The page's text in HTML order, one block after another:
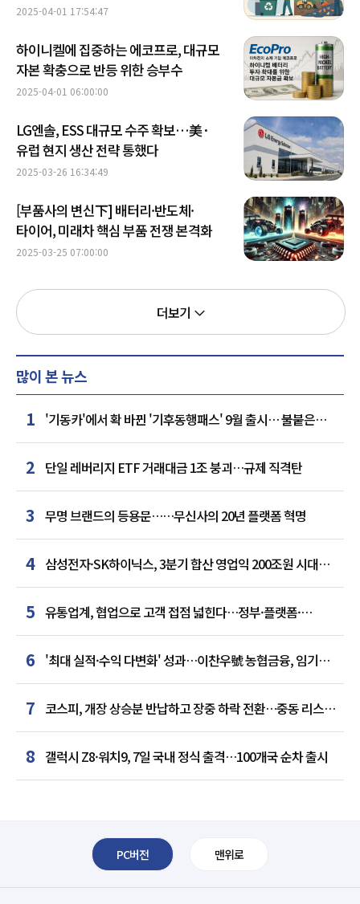
2025-04-01 17:54:47
하이니켈에 집중하는 에코프로, 대규모
자본 확충으로 반등 위한 승부수
2025-04-01 06:00:00
LG엔솔, ESS 대규모 수주 확보…美·
유럽 현지 생산 전략 통했다
2025-03-26 16:34:49
[부품사의 변신下] 배터리·반도체·
타이어, 미래차 핵심 부품 전쟁 본격화
2025-03-25 07:00:00
더보기
많이 본 뉴스
1 '기동카'에서 확 바뀐 '기후동행패스' 9월 출시… 불붙은
카드사 경쟁
2 단일 레버리지 ETF 거래대금 1조 붕괴…규제 직격탄
3 무명 브랜드의 등용문……무신사의 20년 플랫폼 혁명
4 삼성전자·SK하이닉스, 3분기 합산 영업익 200조원 시대
여나…中 추격은 부담
5 유통업계, 협업으로 고객 접점 넓힌다…정부·플랫폼·
인플루언서와 맞손
6 '최대 실적·수익 다변화' 성과…이찬우號 농협금융, 임기
말년 성장 박차
7 코스피, 개장 상승분 반납하고 장중 하락 전환…중동 리스크·
美 경계감
8 갤럭시 Z8·워치9, 7일 국내 정식 출격…100개국 순차 출시
PC버전 맨위로